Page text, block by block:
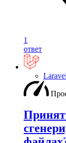
1
ответ
Laravel